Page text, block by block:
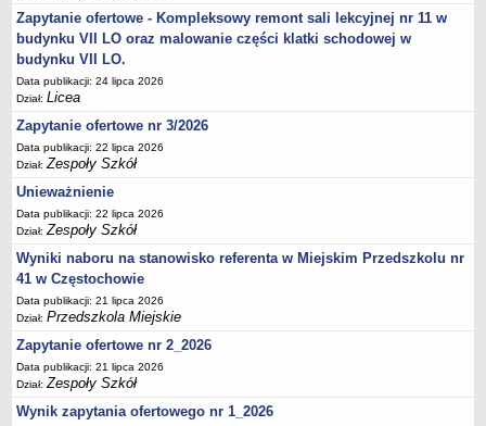
Zapytanie ofertowe - Kompleksowy remont sali lekcyjnej nr 11 w
budynku VII LO oraz malowanie części klatki schodowej w
budynku VII LO.
Data publikacji: 24 lipca 2026
Dział:Licea
Zapytanie ofertowe nr 3/2026
Data publikacji: 22 lipca 2026
Dział:Zespoły Szkół
Unieważnienie
Data publikacji: 22 lipca 2026
Dział:Zespoły Szkół
Wyniki naboru na stanowisko referenta w Miejskim Przedszkolu nr
41 w Częstochowie
Data publikacji: 21 lipca 2026
Dział:Przedszkola Miejskie
Zapytanie ofertowe nr 2_2026
Data publikacji: 21 lipca 2026
Dział:Zespoły Szkół
Wynik zapytania ofertowego nr 1_2026